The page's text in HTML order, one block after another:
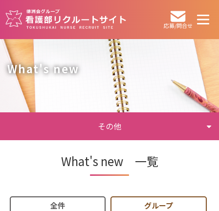
応募/問合せ
What's new
What's new 一覧
全件
グループ
その他